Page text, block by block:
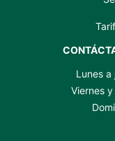
Lunes
Viernes